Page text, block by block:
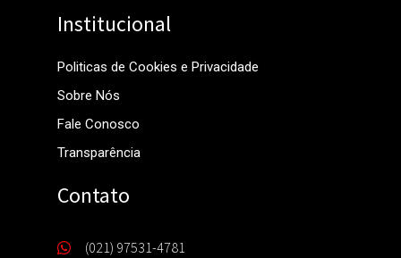
Institucional
Politicas de Cookies e Privacidade
Sobre Nós
Fale Conosco
Transparência
Contato
(021) 97531-4781